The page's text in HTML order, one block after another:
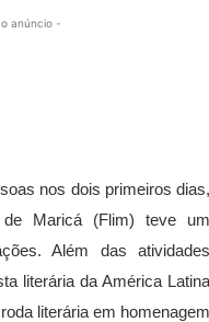
anúncio -
nos dois primeiros dias,
de Maricá (Flim) teve um
Além das atividades
literária da América Latina
literária em homenagem